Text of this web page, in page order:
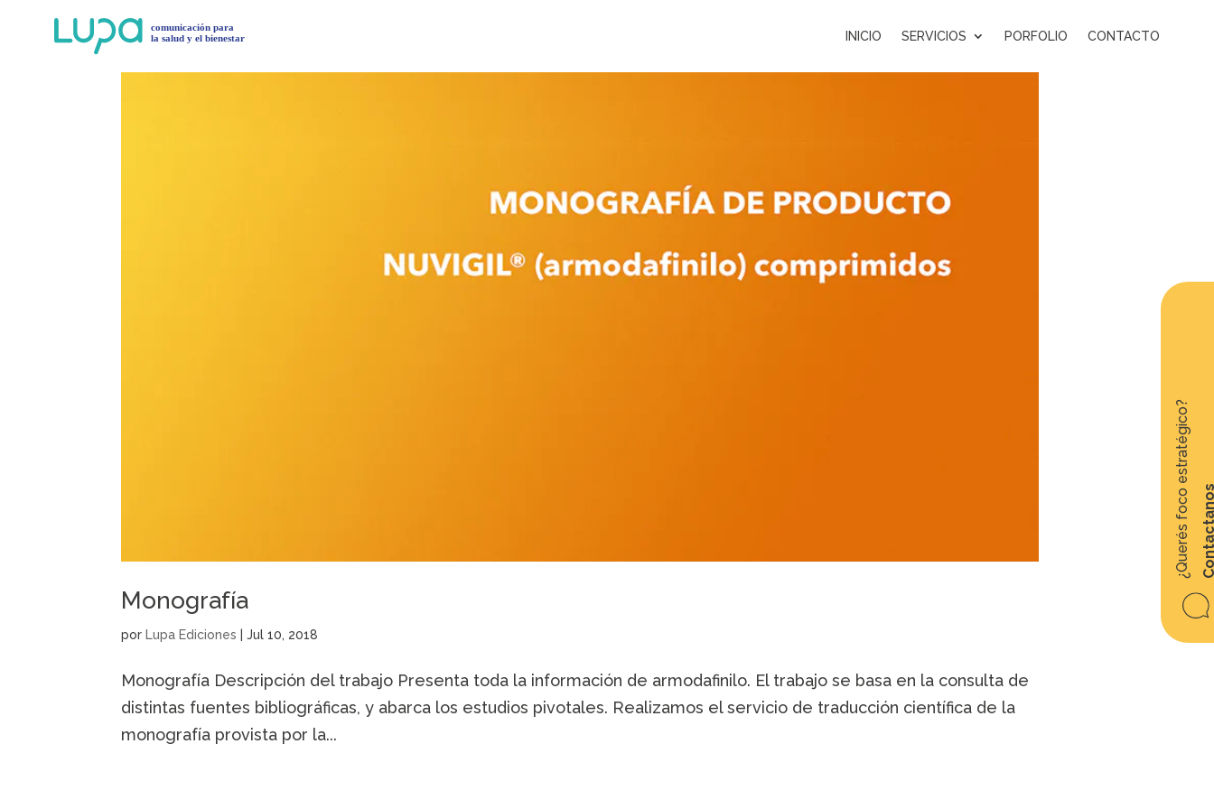
INICIO SERVICIOS PORFOLIO CONTACTO
¿Querés foco estratégico?
Monografía
por Lupa Ediciones |Jul 10, 2018
Monografía Descripción del trabajo Presenta toda la información de armodafinilo. El trabajo se basa en la consulta de
distintas fuentes bibliográficas, y abarca los estudios pivotales. Realizamos el servicio de traducción científica de la
monografía provista por la...